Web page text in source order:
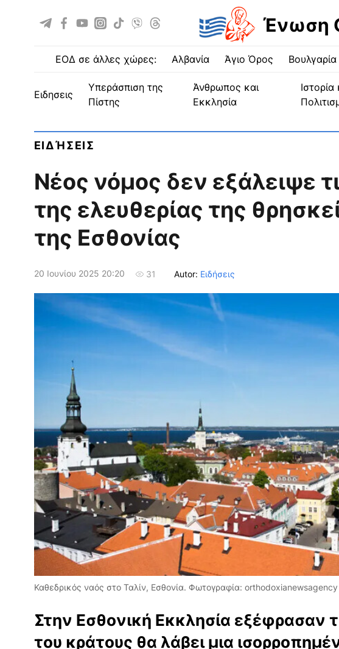
Ένωση
ΕΟΔ σε άλλες χώρες: Αλβανία Άγιο Όρος Βουλγαρία
ειδησεις
Υπεράσπιση της
Πίστης
Άνθρωπος και
Εκκλησία
Ιστορία
ΕΙΔΉΣΕΙΣ
Νέος νόμος δεν εξάλειψε
της ελευθερίας της
της Εσθονίας
20 Ιουνίου 2025 20:20 31 Autor: Ειδήσεις
Καθεδρικός ναός στο Ταλίν, Εσθονία. Φωτογραφία: orthodoxianewsagency
Στην Εσθονική Εκκλησία εξέφρασαν
του κράτους θα λάβει μια